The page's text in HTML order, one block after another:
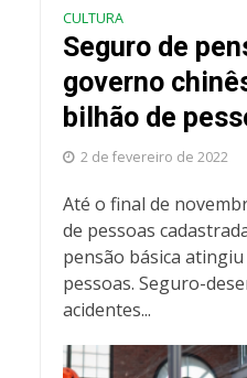
CULTURA
Seguro de
governo
bilhão de
2 de fevereiro de 2022
Até o final de
de pessoas
pensão básica
pessoas. Seguro-
acidentes...